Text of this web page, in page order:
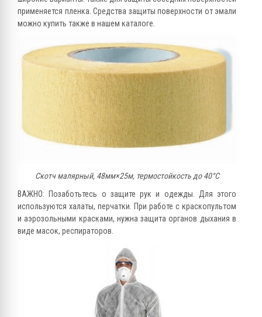
применяется пленка. Средства защиты поверхности от эмали
можно купить также в нашем каталоге.
Скотч малярный, 48мм×25м, термостойкость до 40°C
ВАЖНО: Позаботьтесь о защите рук и одежды. Для этого
используются халаты, перчатки. При работе с краскопультом
и аэрозольными красками, нужна защита органов дыхания в
виде масок, респираторов.